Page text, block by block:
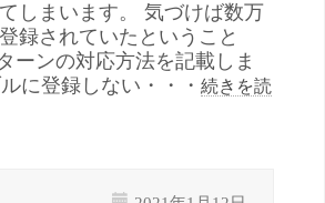
しまいます。 気づけば数万
録されていたということ
ーンの対応方法を記載しま
に登録しない・・・ 続きを読